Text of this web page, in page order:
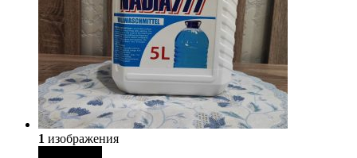
1 изображения